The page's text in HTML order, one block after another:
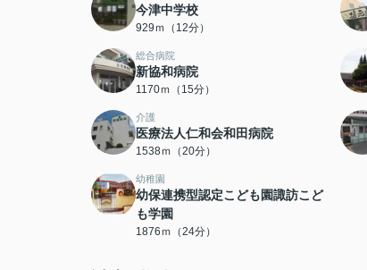
今津中学校
929ｍ（12分）
総合病院
新協和病院
1170ｍ（15分）
介護
医療法人仁和会和田病院
1538ｍ（20分）
幼稚園
幼保連携型認定こども園諏訪こど
も学園
1876ｍ（24分）